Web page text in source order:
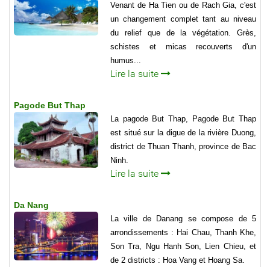
Venant de Ha Tien ou de Rach Gia, c'est
un changement complet tant au niveau
du relief que de la végétation. Grès,
schistes et micas recouverts d'un
humus...
Lire la suite
Pagode But Thap
La pagode But Thap, Pagode But Thap
est situé sur la digue de la rivière Duong,
district de Thuan Thanh, province de Bac
Ninh.
Lire la suite
Da Nang
La ville de Danang se compose de 5
arrondissements : Hai Chau, Thanh Khe,
Son Tra, Ngu Hanh Son, Lien Chieu, et
de 2 districts : Hoa Vang et Hoang Sa.